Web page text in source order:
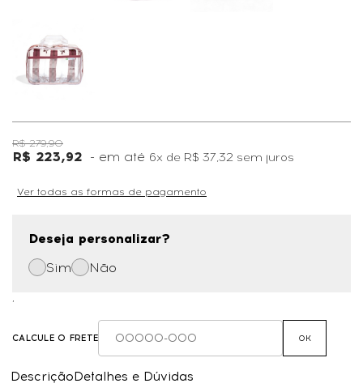
Descrição Detalhes e Dúvidas
R$ 279,90
R$ 223,92 6x de R$ 37,32 sem juros
Ver todas as formas de pagamento
Deseja personalizar?
Sim
Não
,
CALCULE O FRETE OK